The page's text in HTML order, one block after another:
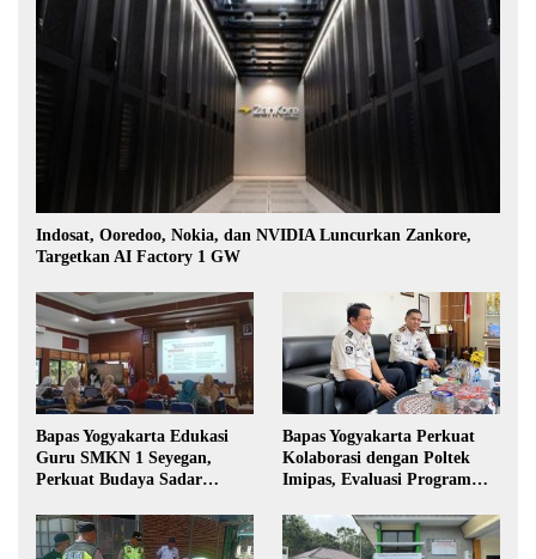
Indosat, Ooredoo, Nokia, dan NVIDIA Luncurkan Zankore,
Targetkan AI Factory 1 GW
Bapas Yogyakarta Edukasi
Guru SMKN 1 Seyegan,
Perkuat Budaya Sadar
Bapas Yogyakarta Perkuat
Kolaborasi dengan Poltek
Imipas, Evaluasi Program